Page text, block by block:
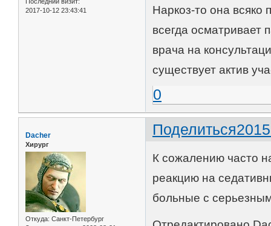
2017-10-12 23:43:41
Наркоз-то она всяко
всегда осматривает
врача на
существует актив
0
Поделиться
Dacher
Хирург
Откуда: Санкт-Петербург
К сожалению часто
реакцию на
больные с